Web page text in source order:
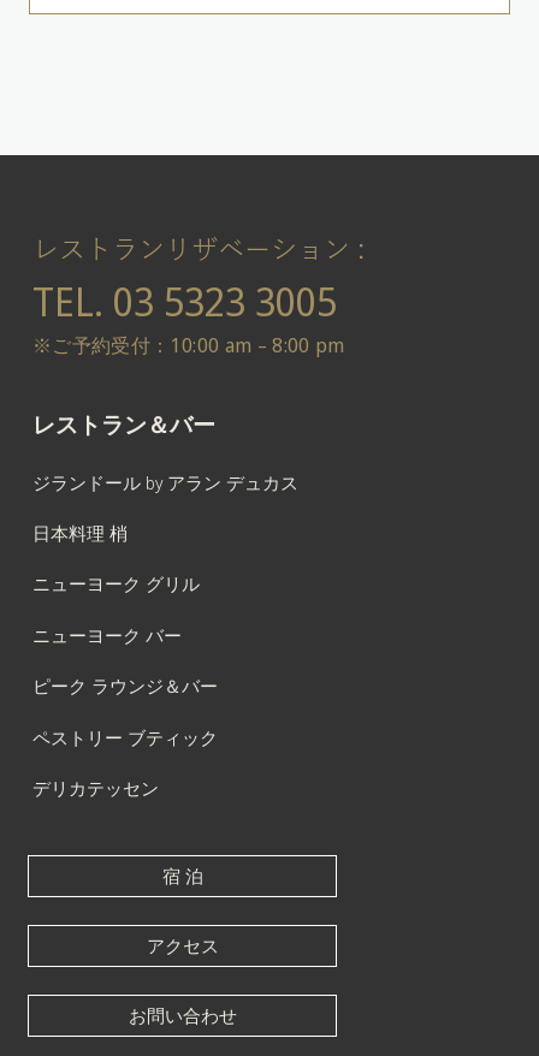
レストランリザベーション :
TEL. 03 5323 3005
※ご予約受付：10:00 am – 8:00 pm
レストラン＆バー
ジランドール by アラン デュカス
日本料理 梢
ニューヨーク グリル
ニューヨーク バー
ピーク ラウンジ＆バー
ペストリー ブティック
デリカテッセン
宿 泊
アクセス
お問い合わせ